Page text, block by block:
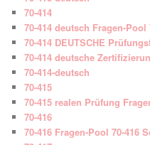
70-414
70-414 deutsch Fragen-
70-414 DEUTSCHE
70-414 deutsche
70-414-deutsch
70-415
70-415 realen Prüfung
70-416
70-416 Fragen-Pool 70-416